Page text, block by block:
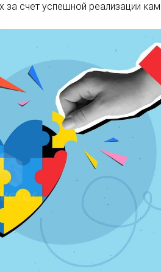
за счет успешной реализации